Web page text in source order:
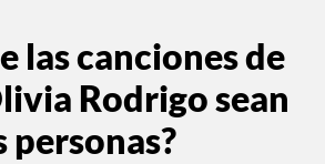
las canciones de
Rodrigo sean
personas?